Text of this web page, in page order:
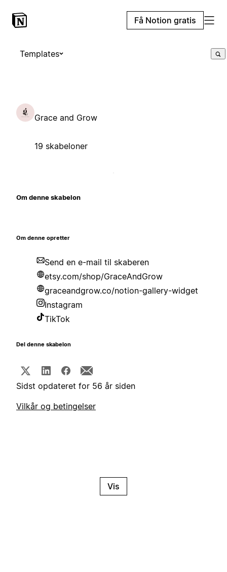
Få Notion gratis
Templates
Grace and Grow
19 skabeloner
Om denne skabelon
Om denne opretter
Send en e-mail til skaberen
etsy.com/shop/GraceAndGrow
graceandgrow.co/notion-gallery-widget
Instagram
TikTok
Del denne skabelon
Sidst opdateret for 56 år siden
Vilkår og betingelser
Vis